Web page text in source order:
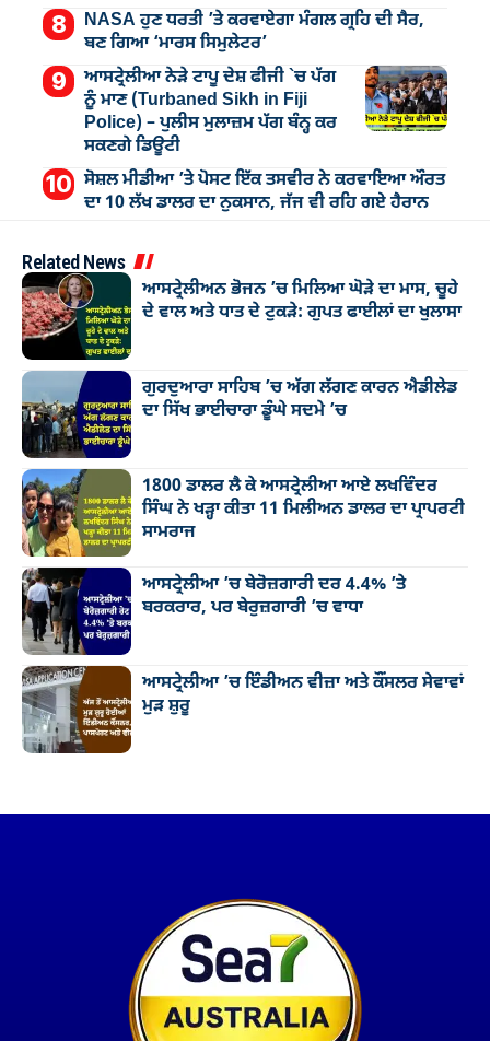
NASA ਹੁਣ ਧਰਤੀ ’ਤੇ ਕਰਵਾਏਗਾ ਮੰਗਲ ਗ੍ਰਹਿ ਦੀ ਸੈਰ,
ਬਣ ਗਿਆ ‘ਮਾਰਸ ਸਿਮੁਲੇਟਰ’
ਆਸਟ੍ਰੇਲੀਆ ਨੇੜੇ ਟਾਪੂ ਦੇਸ਼ ਫੀਜੀ `ਚ ਪੱਗ
ਨੂੰ ਮਾਣ (Turbaned Sikh in Fiji
Police) – ਪੁਲੀਸ ਮੁਲਾਜ਼ਮ ਪੱਗ ਬੰਨ੍ਹ ਕਰ
ਸਕਣਗੇ ਡਿਊਟੀ
ਸੋਸ਼ਲ ਮੀਡੀਆ ’ਤੇ ਪੋਸਟ ਇੱਕ ਤਸਵੀਰ ਨੇ ਕਰਵਾਇਆ ਔਰਤ
ਦਾ 10 ਲੱਖ ਡਾਲਰ ਦਾ ਨੁਕਸਾਨ, ਜੱਜ ਵੀ ਰਹਿ ਗਏ ਹੈਰਾਨ
Related News
ਆਸਟ੍ਰੇਲੀਅਨ ਭੋਜਨ ’ਚ ਮਿਲਿਆ ਘੋੜੇ ਦਾ ਮਾਸ, ਚੂਹੇ
ਦੇ ਵਾਲ ਅਤੇ ਧਾਤ ਦੇ ਟੁਕੜੇ: ਗੁਪਤ ਫਾਈਲਾਂ ਦਾ ਖੁਲਾਸਾ
ਗੁਰਦੁਆਰਾ ਸਾਹਿਬ ’ਚ ਅੱਗ ਲੱਗਣ ਕਾਰਨ ਐਡੀਲੇਡ
ਦਾ ਸਿੱਖ ਭਾਈਚਾਰਾ ਡੂੰਘੇ ਸਦਮੇ ’ਚ
1800 ਡਾਲਰ ਲੈ ਕੇ ਆਸਟ੍ਰੇਲੀਆ ਆਏ ਲਖਵਿੰਦਰ
ਸਿੰਘ ਨੇ ਖੜ੍ਹਾ ਕੀਤਾ 11 ਮਿਲੀਅਨ ਡਾਲਰ ਦਾ ਪ੍ਰਾਪਰਟੀ
ਸਾਮਰਾਜ
ਆਸਟ੍ਰੇਲੀਆ ’ਚ ਬੇਰੋਜ਼ਗਾਰੀ ਦਰ 4.4% ’ਤੇ
ਬਰਕਰਾਰ, ਪਰ ਬੇਰੁਜ਼ਗਾਰੀ ’ਚ ਵਾਧਾ
ਆਸਟ੍ਰੇਲੀਆ ’ਚ ਇੰਡੀਅਨ ਵੀਜ਼ਾ ਅਤੇ ਕੌਂਸਲਰ ਸੇਵਾਵਾਂ
ਮੁੜ ਸ਼ੁਰੂ